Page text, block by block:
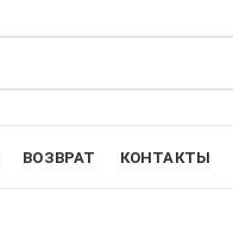
ВОЗВРАТ КОНТАКТЫ